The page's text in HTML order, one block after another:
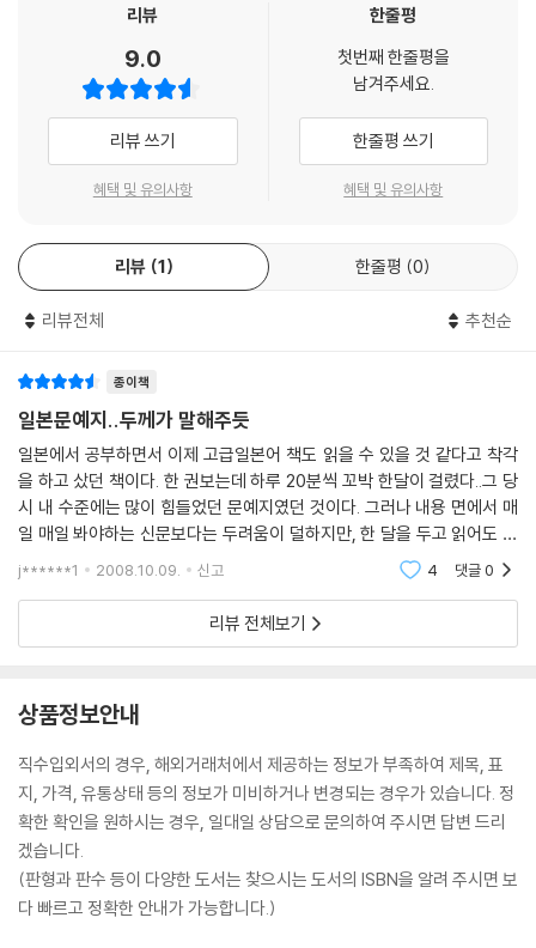
리뷰
9.0
리뷰 쓰기
혜택 및 유의사항
한줄평
첫번째 한줄평을
남겨주세요.
한줄평 쓰기
혜택 및 유의사항
리뷰 1 한줄평 0
리뷰전체 추천순
종이책
일본문예지..두께가 말해주듯
일본에서 공부하면서 이제 고급일본어 책도 읽을 수 있을 것 같다고 착각
을 하고 샀던 책이다. 한 권보는데 하루 20분씩 꼬박 한달이 걸렸다..그 당
시 내 수준에는 많이 힘들었던 문예지였던 것이다. 그러나 내용 면에서 매
일 매일 봐야하는 신문보다는 두려움이 덜하지만, 한 달을 두고 읽어도 시
대의 흐름에 절대 늦지않은 내용을 담고 있다. 어제나 그저께 신문의 내용
을 오늘 얘기한
j******1 2008.10.09. 신고 4 댓글0
리뷰 전체보기
상품정보안내
직수입외서의 경우, 해외거래처에서 제공하는 정보가 부족하여 제목, 표
지, 가격, 유통상태 등의 정보가 미비하거나 변경되는 경우가 있습니다. 정
확한 확인을 원하시는 경우, 일대일 상담으로 문의하여 주시면 답변 드리
겠습니다.
(판형과 판수 등이 다양한 도서는 찾으시는 도서의 ISBN을 알려 주시면 보
다 빠르고 정확한 안내가 가능합니다.)